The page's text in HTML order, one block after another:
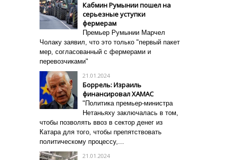
Кабмин Румынии пошел на
серьезные уступки
фермерам
Премьер Румынии Марчел
Чолаку заявил, что это только "первый пакет
мер, согласованный с фермерами и
перевозчиками"
21.01.2024
Боррель: Израиль
финансировал ХАМАС
"Политика премьер-министра
Нетаньяху заключалась в том,
чтобы позволять ввоз в сектор денег из
Катара для того, чтобы препятствовать
политическому процессу,...
21.01.2024